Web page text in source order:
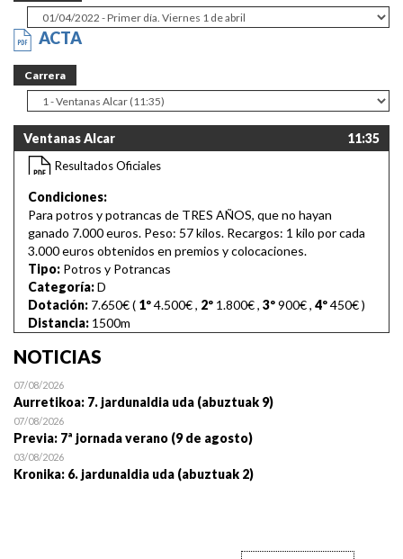
ACTA
Carrera
Ventanas Alcar 11:35
Resultados Oficiales
Condiciones:
Para potros y potrancas de TRES AÑOS, que no hayan
ganado 7.000 euros. Peso: 57 kilos. Recargos: 1 kilo por cada
3.000 euros obtenidos en premios y colocaciones.
Tipo: Potros y Potrancas
Categoría:D
Dotación: 7.650€ ( 1º4.500€, 2º 1.800€, 3º900€, 4º450€)
Distancia: 1500m
NOTICIAS
07/08/2026
Aurretikoa: 7. jardunaldia uda (abuztuak 9)
07/08/2026
Previa: 7ª jornada verano (9 de agosto)
03/08/2026
Kronika: 6. jardunaldia uda (abuztuak 2)